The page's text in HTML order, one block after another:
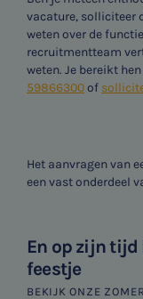
vacature, solliciteer
weten over de
recruitmentteam
weten. Je bereikt
59866300of
Het aanvragen van
een vast onderdeel
En op zijn tijd
feestje
BEKIJK ONZE